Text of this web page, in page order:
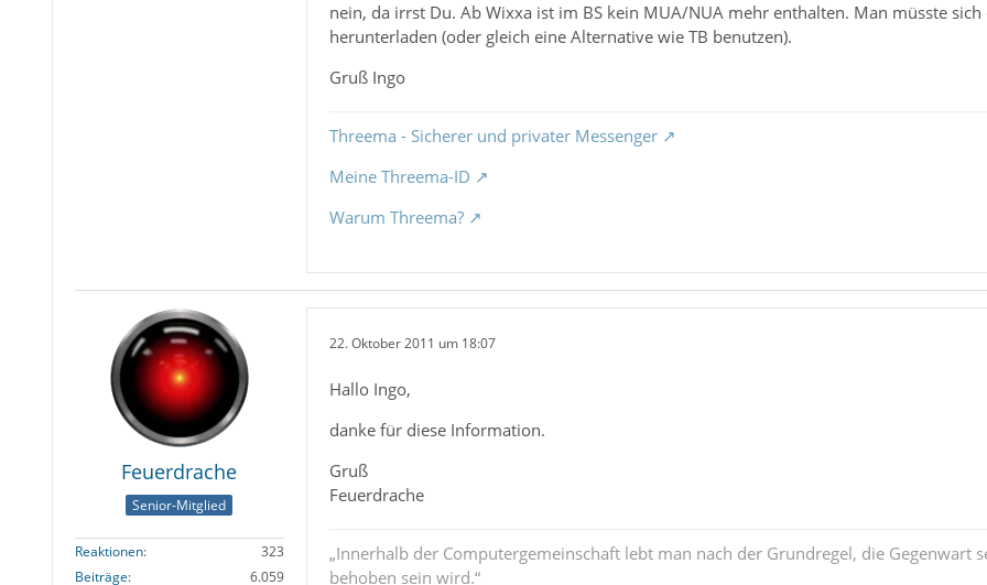
nein, da irrst Du. Ab Wixxa ist im BS kein MUA/NUA mehr enthalten. Man müsste sich
herunterladen (oder gleich eine Alternative wie TB benutzen).
Gruß Ingo
Threema - Sicherer und privater Messenger
Meine Threema-ID
Warum Threema?
Feuerdrache
Senior-Mitglied
Reaktionen
323
Beiträge
6.059
22. Oktober 2011 um 18:07
Hallo Ingo,
danke für diese Information.
Gruß
Feuerdrache
„Innerhalb der Computergemeinschaft lebt man nach der Grundregel, die Gegenwart
behoben sein wird.“